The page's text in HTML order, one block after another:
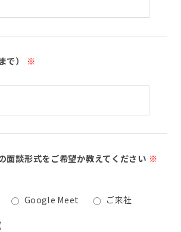
で） ※
面談形式をご希望か教えてください ※
Google Meet ご来社